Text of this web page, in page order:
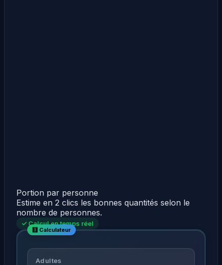
Portion par personne
Estime en 2 clics les bonnes quantités selon le
nombre de personnes.
✓ Calcul en temps réel
Adultes